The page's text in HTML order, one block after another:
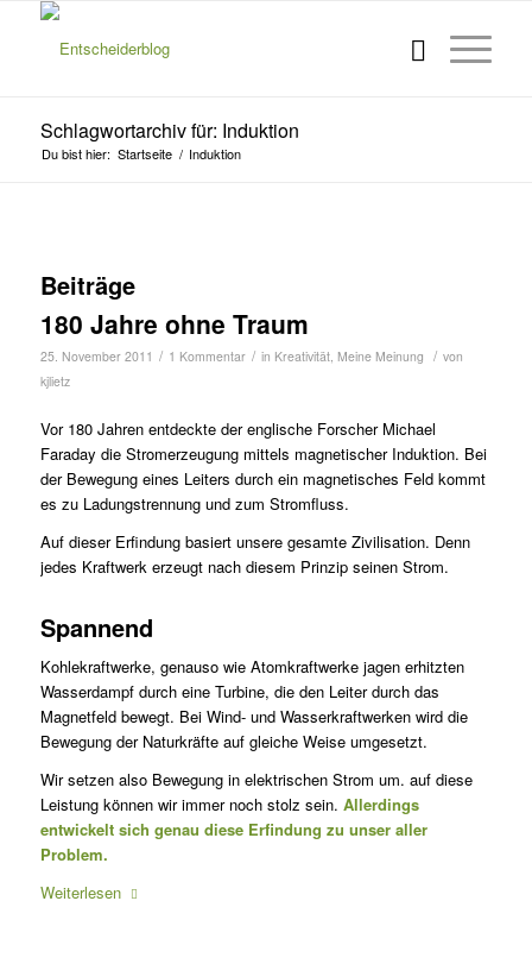
Schlagwortarchiv für: Induktion
Du bist hier: Startseite / Induktion
Beiträge
180 Jahre ohne Traum
25. November 2011 / 1 Kommentar / in Kreativität, Meine Meinung / von
kjlietz
Vor 180 Jahren entdeckte der englische Forscher Michael
Faraday die Stromerzeugung mittels magnetischer Induktion. Bei
der Bewegung eines Leiters durch ein magnetisches Feld kommt
es zu Ladungstren­nung und zum Stromfluss.
Auf dieser Erfindung basiert unsere gesamte Zivilisation. Denn
jedes Kraftwerk erzeugt nach diesem Prinzip seinen Strom.
Spannend
Kohlekraftwerke, genauso wie Atomkraftwerke jagen erhitzten
Wasserdampf durch eine Turbine, die den Leiter durch das
Magnetfeld bewegt. Bei Wind- und Wasserkraftwerken wird die
Bewegung der Naturkräfte auf gleiche Weise umgesetzt.
Wir setzen also Bewegung in elektrischen Strom um. auf diese
Leistung können wir immer noch stolz sein. Allerdings
entwickelt sich genau diese Erfindung zu unser aller
Problem.
Weiterlesen